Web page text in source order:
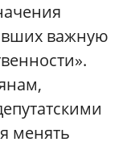
важную
менять